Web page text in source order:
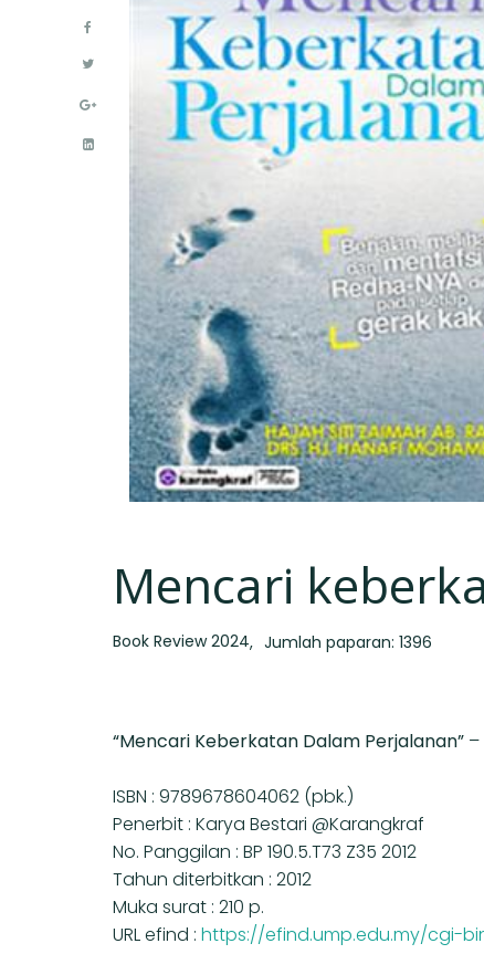
Mencari
Book Review 2024 Jumlah paparan: 1396
“Mencari Keberkatan Dalam Perjalanan”
ISBN : 9789678604062 (pbk.)
Penerbit : Karya Bestari @Karangkraf
No. Panggilan : BP 190.5.T73 Z35 2012
Tahun diterbitkan : 2012
Muka surat : 210 p.
URL efind : https://efind.ump.edu.my/cgi-